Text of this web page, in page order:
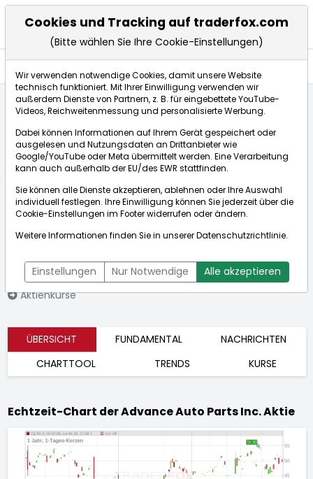
Börse:
Parts Inc.
[WKN: 982516 | ISIN:
US00751Y1064]
Aktienkurse
Bid:49,880€Ask:50,060€
ÜBERSICHT FUNDAMENTAL
NACHRICHTEN
CHARTTOOL
TRENDS KURSE
Echtzeit-Chart der Advance Auto Parts Inc. Aktie
Cookies und Tracking auf traderfox.com
(Bitte wählen Sie Ihre Cookie-Einstellungen)
Wir verwenden notwendige Cookies, damit unsere Website
technisch funktioniert. Mit Ihrer Einwilligung verwenden wir
außerdem Dienste von Partnern, z. B. für eingebettete YouTube-
Videos, Reichweitenmessung und personalisierte Werbung.
Dabei können Informationen auf Ihrem Gerät gespeichert oder
ausgelesen und Nutzungsdaten an Drittanbieter wie
Google/YouTube oder Meta übermittelt werden. Eine Verarbeitung
kann auch außerhalb der EU/des EWR stattfinden.
Sie können alle Dienste akzeptieren, ablehnen oder Ihre Auswahl
individuell festlegen. Ihre Einwilligung können Sie jederzeit über die
Cookie-Einstellungen im Footer widerrufen oder ändern.
Weitere Informationen finden Sie in unsererDatenschutzrichtlinie.
Einstellungen Nur Notwendige Alle akzeptieren